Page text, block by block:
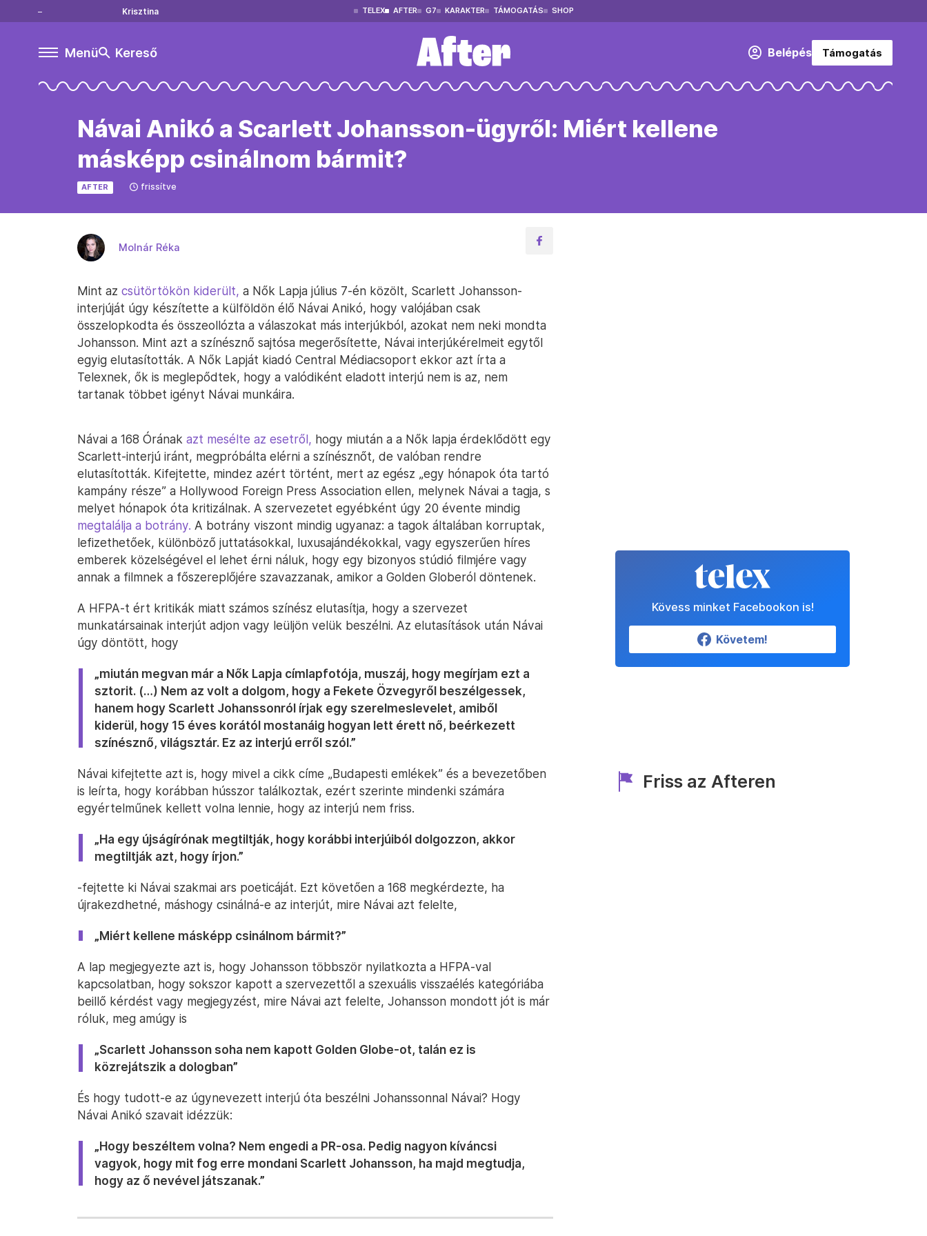
Krisztina TELEX AFTER G7 KARAKTER TÁMOGATÁS SHOP
Menü Kereső Belépés Támogatás
Návai Anikó a Scarlett Johansson-ügyről: Miért kellene
másképp csinálnom bármit?
AFTER frissítve
Molnár Réka
Mint az csütörtökön kiderült, a Nők Lapja július 7-én közölt, Scarlett Johansson-
interjúját úgy készítette a külföldön élő Návai Anikó, hogy valójában csak
összelopkodta és összeollózta a válaszokat más interjúkból, azokat nem neki mondta
Johansson. Mint azt a színésznő sajtósa megerősítette, Návai interjúkérelmeit egytől
egyig elutasították. A Nők Lapját kiadó Central Médiacsoport ekkor azt írta a
Telexnek, ők is meglepődtek, hogy a valódiként eladott interjú nem is az, nem
tartanak többet igényt Návai munkáira.
Návai a 168 Órának azt mesélte az esetről, hogy miután a a Nők lapja érdeklődött egy
Scarlett-interjú iránt, megpróbálta elérni a színésznőt, de valóban rendre
elutasították. Kifejtette, mindez azért történt, mert az egész „egy hónapok óta tartó
kampány része” a Hollywood Foreign Press Association ellen, melynek Návai a tagja, s
melyet hónapok óta kritizálnak. A szervezetet egyébként úgy 20 évente mindig
megtalálja a botrány. A botrány viszont mindig ugyanaz: a tagok általában korruptak,
lefizethetőek, különböző juttatásokkal, luxusajándékokkal, vagy egyszerűen híres
emberek közelségével el lehet érni náluk, hogy egy bizonyos stúdió filmjére vagy
annak a filmnek a főszereplőjére szavazzanak, amikor a Golden Globeról döntenek.
A HFPA-t ért kritikák miatt számos színész elutasítja, hogy a szervezet
munkatársainak interjút adjon vagy leüljön velük beszélni. Az elutasítások után Návai
úgy döntött, hogy
„miután megvan már a Nők Lapja címlapfotója, muszáj, hogy megírjam ezt a
sztorit. (…) Nem az volt a dolgom, hogy a Fekete Özvegyről beszélgessek,
hanem hogy Scarlett Johanssonról írjak egy szerelmeslevelet, amiből
kiderül, hogy 15 éves korától mostanáig hogyan lett érett nő, beérkezett
színésznő, világsztár. Ez az interjú erről szól.”
Návai kifejtette azt is, hogy mivel a cikk címe „Budapesti emlékek” és a bevezetőben
is leírta, hogy korábban hússzor találkoztak, ezért szerinte mindenki számára
egyértelműnek kellett volna lennie, hogy az interjú nem friss.
„Ha egy újságírónak megtiltják, hogy korábbi interjúiból dolgozzon, akkor
megtiltják azt, hogy írjon.”
-fejtette ki Návai szakmai ars poeticáját. Ezt követően a 168 megkérdezte, ha
újrakezdhetné, máshogy csinálná-e az interjút, mire Návai azt felelte,
„Miért kellene másképp csinálnom bármit?”
A lap megjegyezte azt is, hogy Johansson többször nyilatkozta a HFPA-val
kapcsolatban, hogy sokszor kapott a szervezettől a szexuális visszaélés kategóriába
beillő kérdést vagy megjegyzést, mire Návai azt felelte, Johansson mondott jót is már
róluk, meg amúgy is
„Scarlett Johansson soha nem kapott Golden Globe-ot, talán ez is
közrejátszik a dologban”
És hogy tudott-e az úgynevezett interjú óta beszélni Johanssonnal Návai? Hogy
Návai Anikó szavait idézzük:
„Hogy beszéltem volna? Nem engedi a PR-osa. Pedig nagyon kíváncsi
vagyok, hogy mit fog erre mondani Scarlett Johansson, ha majd megtudja,
hogy az ő nevével játszanak.”
Kövess minket Facebookon is!
Követem!
Friss az Afteren